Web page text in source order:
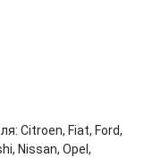
Citroen, Fiat, Ford,
Nissan, Opel,